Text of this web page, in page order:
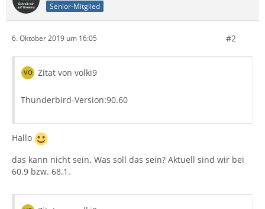
Senior-Mitglied
6. Oktober 2019 um 16:05 #2
Zitat von volki9
Thunderbird-Version:90.60
Hallo
das kann nicht sein. Was soll das sein? Aktuell sind wir bei
60.9 bzw. 68.1.